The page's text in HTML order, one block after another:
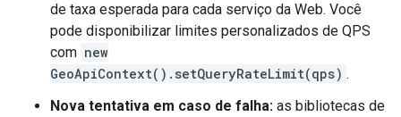
de taxa esperada para cada serviço da Web. Você
pode disponibilizar limites personalizados de QPS
com new
GeoApiContext().setQueryRateLimit(qps) .
Nova tentativa em caso de falha: as bibliotecas de